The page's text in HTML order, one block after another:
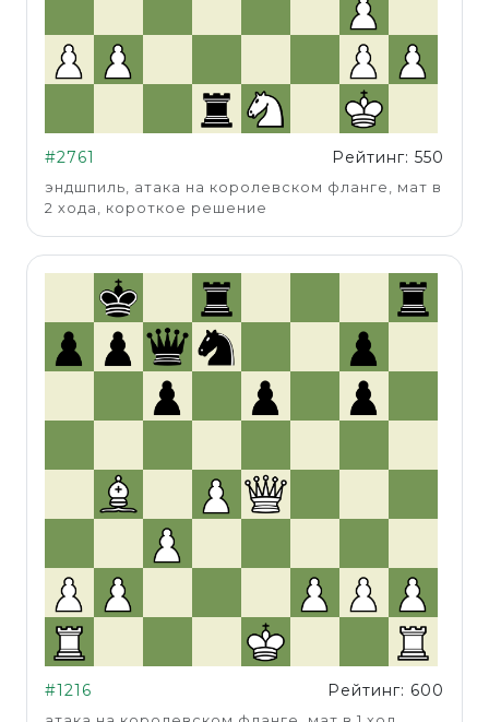
#2761 Рейтинг: 550
эндшпиль, атака на королевском фланге, мат в
2 хода, короткое решение
#1216 Рейтинг: 600